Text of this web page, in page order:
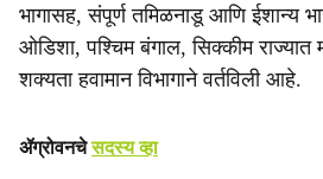
भागासह, संपूर्ण तमिळनाडू आणि ईशान्य
ओडिशा, पश्चिम बंगाल, सिक्कीम राज्यात
शक्यता हवामान विभागाने वर्तविली आहे.
ॲग्रोवनचेसदस्य व्हा